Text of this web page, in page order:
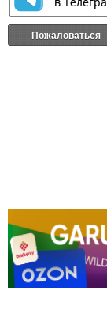
Пожаловаться